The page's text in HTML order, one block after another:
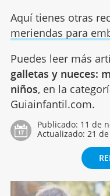
Aquí tienes otras
meriendas para
Puedes leer más
galletas y nueces:
niños, en la
Guiainfantil.com.
Publicado: 11 de
Actualizado: 21